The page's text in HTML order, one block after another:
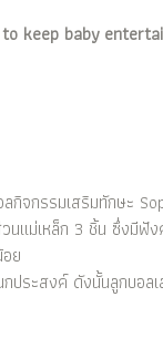
keep baby
กิจกรรมเสริมทักษะ
แม่เหล็ก 3 ชิ้น ซึ่งมีฟัง
ย
ระสงค์ ดังนั้นลูกบอลเ